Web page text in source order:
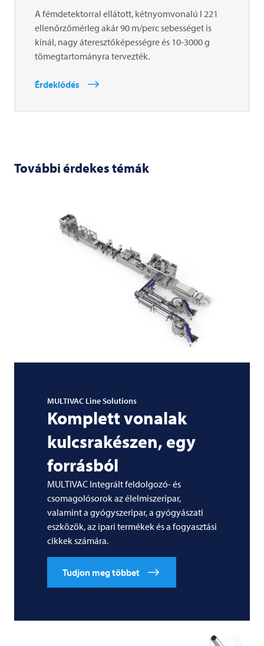
A fémdetektorral ellátott, kétnyomvonalú I 221
ellenőrzőmérleg akár 90 m/perc sebességet is
kínál, nagy áteresztőképességre és 10-3000 g
tömegtartományra tervezték.
Érdeklődés
További érdekes témák
MULTIVAC Line Solutions
Komplett vonalak
kulcsrakészen, egy
forrásból
MULTIVAC Integrált feldolgozó- és
csomagolósorok az élelmiszeripar,
valamint a gyógyszeripar, a gyógyászati
eszközök, az ipari termékek és a fogyasztási
cikkek számára.
Tudjon meg többet